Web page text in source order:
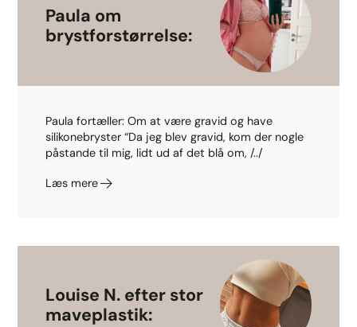
Paula om
brystforstørrelse:
Paula fortæller: Om at være gravid og have
silikonebryster “Da jeg blev gravid, kom der nogle
påstande til mig, lidt ud af det blå om, /../
Læs mere
Louise N. efter stor
maveplastik: